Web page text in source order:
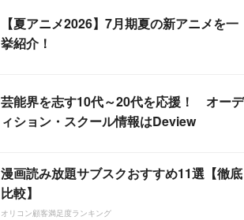
【夏アニメ2026】7月期夏の新アニメを一
挙紹介！
芸能界を志す10代～20代を応援！ オーデ
ィション・スクール情報はDeview
漫画読み放題サブスクおすすめ11選【徹底
比較】
オリコン顧客満足度ランキング